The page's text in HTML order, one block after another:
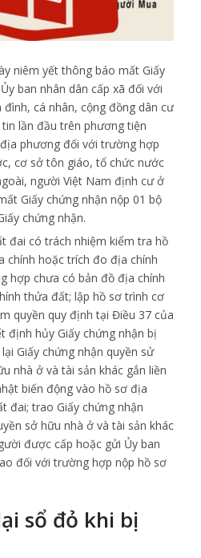
niêm yết thông báo mất Giấy
ban nhân dân cấp xã đối với
cá nhân, cộng đồng dân cư
lần đầu trên phương tiện
phương đối với trường hợp
cơ sở tôn giáo, tổ chức nước
người Việt Nam định cư ở
Giấy chứng nhận nộp 01 bộ
chứng nhận.
đai có trách nhiệm kiểm tra hồ
chính hoặc trích đo địa chính
hợp chưa có bản đồ địa chính
thửa đất; lập hồ sơ trình cơ
quyền quy định tại Điều 37 của
định hủy Giấy chứng nhận bị
Giấy chứng nhận quyền sử
nhà ở và tài sản khác gắn liền
biến động vào hồ sơ địa
đai; trao Giấy chứng nhận
sở hữu nhà ở và tài sản khác
được cấp hoặc gửi Ủy ban
đối với trường hợp nộp hồ sơ
sổ đỏ khi bị